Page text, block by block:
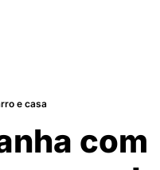
e casa
com